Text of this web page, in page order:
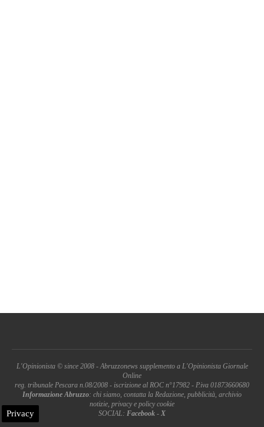
L'Opinionista © since 2008 - Abruzzonews supplemento a L'Opinionista Giornale
Online
reg. tribunale Pescara n.08/2008 - iscrizione al ROC n°17982 - P.iva 01873660680
Informazione Abruzzo: chi siamo, contatta la Redazione, pubblicità, archivio
notizie, privacy e policy cookie
SOCIAL: Facebook - X
Privacy